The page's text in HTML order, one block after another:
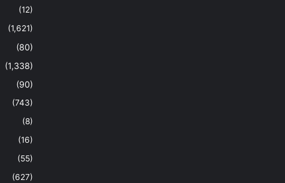
(12)
(1,621)
(80)
(1,338)
(90)
(743)
(8)
(16)
(55)
(627)